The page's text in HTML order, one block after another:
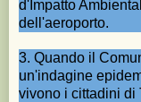
d'Impatto
dell'aeroporto.
3. Quando il
un'indagine
vivono i cittadini di